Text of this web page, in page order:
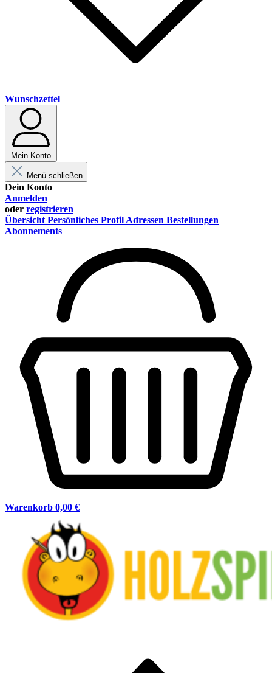
Wunschzettel
Mein Konto
Menü schließen
Dein Konto
Anmelden
oder registrieren
Übersicht Persönliches Profil Adressen Bestellungen
Abonnements
Warenkorb 0,00 €